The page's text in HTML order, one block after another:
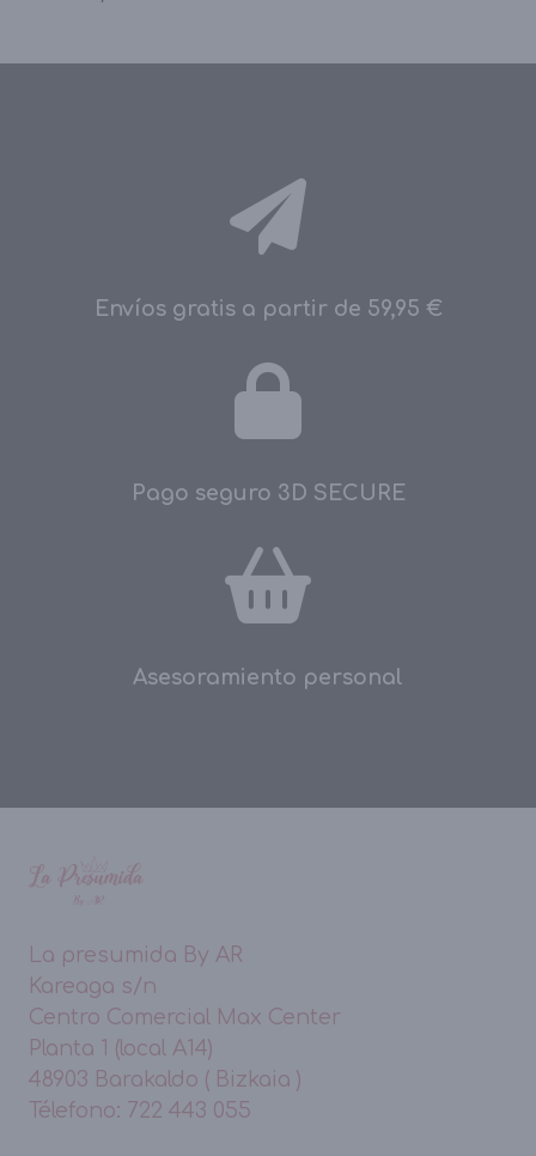
Envíos gratis a partir de 59,95 €
Pago seguro 3D SECURE
Asesoramiento personal
La presumida By AR
Kareaga s/n
Centro Comercial Max Center
Planta 1 (local A14)
48903 Barakaldo ( Bizkaia )
Télefono: 722 443 055